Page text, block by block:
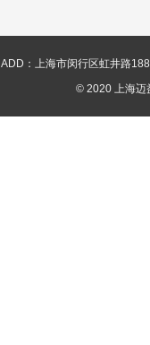
ADD：上海市闵行区虹井路
© 2020 上海迈